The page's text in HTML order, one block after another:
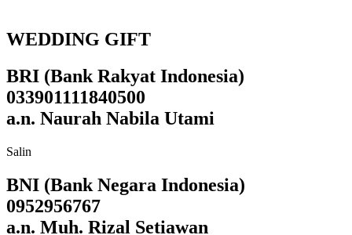
WEDDING GIFT
BRI (Bank Rakyat Indonesia)
033901111840500
a.n. Naurah Nabila Utami
Salin
BNI (Bank Negara Indonesia)
0952956767
a.n. Muh. Rizal Setiawan